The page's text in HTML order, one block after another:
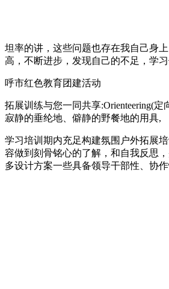
坦率的讲，这些问题也存在我自己身
高，不断进步，发现自己的不足，学
呼市红色教育团建活动
拓展训练与您一同共享:Orienteering(
寂静的垂纶地、僻静的野餐地的用具,
学习培训期内充足构建氛围户外拓展
容做到刻骨铭心的了解，和自我反思
多设计方案一些具备领导干部性、协